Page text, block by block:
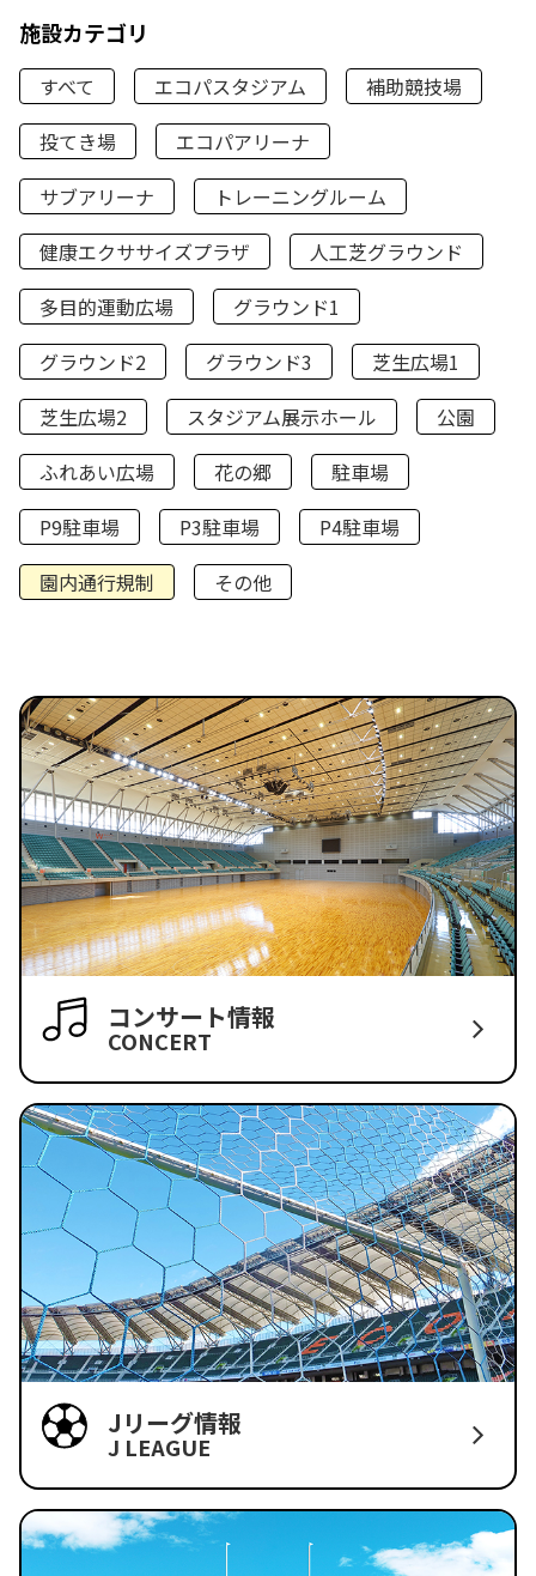
施設カテゴリ
すべて エコパスタジアム
補助競技場
投てき場
エコパアリーナ
サブアリーナ
トレーニングルーム
健康エクササイズプラザ
人工芝グラウンド
多目的運動広場
グラウンド1
グラウンド2
グラウンド3
芝生広場1
芝生広場2
スタジアム展示ホール
公園
ふれあい広場
花の郷
駐車場
P9駐車場
P3駐車場
P4駐車場
園内通行規制
その他
コンサート情報
CONCERT
Jリーグ情報
J LEAGUE